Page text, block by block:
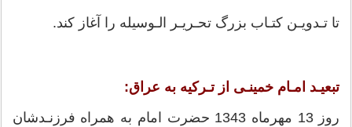
تا تـدويـن كتـاب بزرگ تحـريـر الـوسيله را آغاز كند.
تبعيـد امـام خمينـى از تـركيه به عراق:
روز 13 مهرماه 1343 حضرت امام به همراه فرزنـدشان